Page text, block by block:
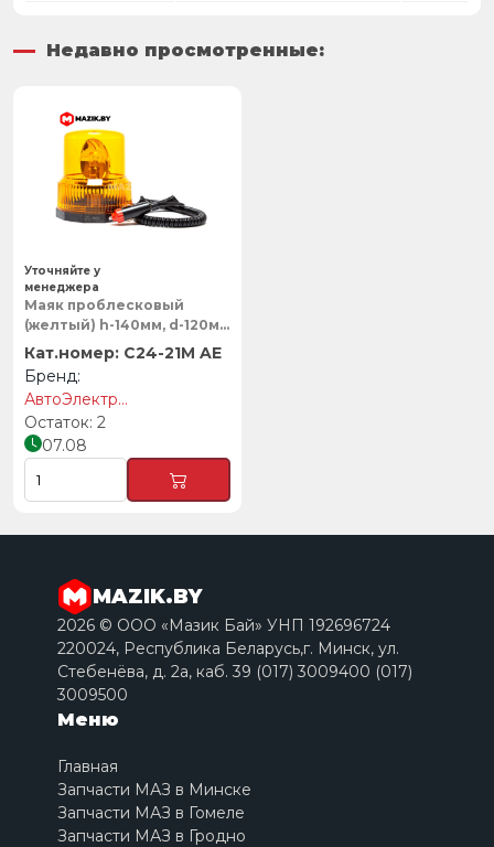
Недавно просмотренные:
Маяк проблесковый
(желтый) h-140мм, d-120мм
на магните в
прикуриватель,
АвтоЭлектрика
C24-21M AE
АвтоЭлектрика
2
07.08
Уточняйте у
менеджера
MAZIK.BY
2026 © ООО «Мазик Бай» УНП 192696724
220024, Республика Беларусь,г. Минск, ул.
Стебенёва, д. 2a, каб. 39 (017) 3009400 (017)
3009500
Меню
Главная
Запчасти МАЗ в Минске
Запчасти МАЗ в Гомеле
Запчасти МАЗ в Гродно